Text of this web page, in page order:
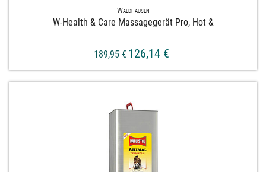
Waldhausen
W-​Health & Care Massagegerät Pro, Hot &
189,95 € 126,14 €